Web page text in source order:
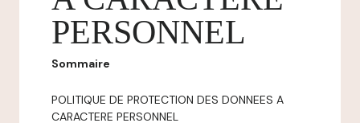
PERSONNEL
Sommaire
POLITIQUE DE PROTECTION DES DONNEES A
CARACTERE PERSONNEL